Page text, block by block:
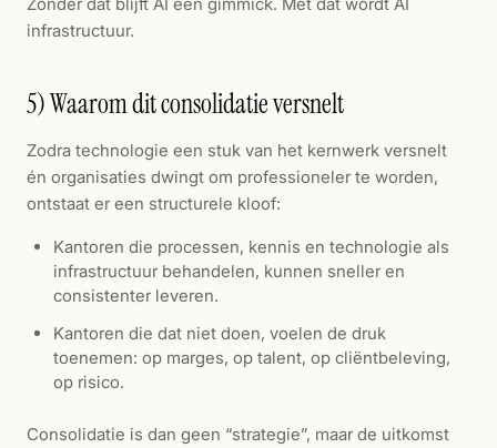
infrastructuur.
5) Waarom dit consolidatie versnelt
Zodra technologie een stuk van het kernwerk versnelt
én organisaties dwingt om professioneler te worden,
ontstaat er een structurele kloof:
Kantoren die processen, kennis en technologie als
infrastructuur behandelen, kunnen sneller en
consistenter leveren.
Kantoren die dat niet doen, voelen de druk
toenemen: op marges, op talent, op cliëntbeleving,
op risico.
Consolidatie is dan geen “strategie”, maar de uitkomst